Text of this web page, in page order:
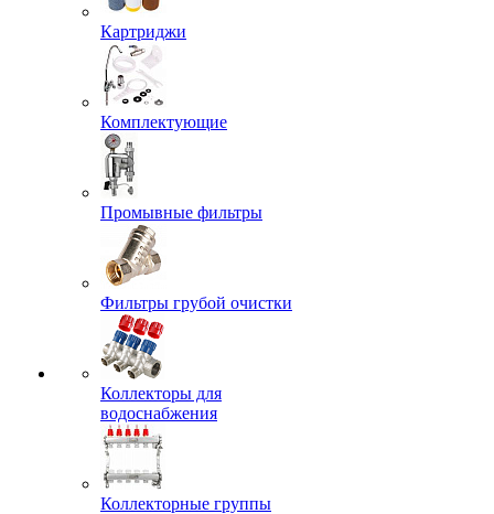
Картриджи
Комплектующие
Промывные фильтры
Фильтры грубой очистки
Коллекторы для
водоснабжения
Коллекторные группы